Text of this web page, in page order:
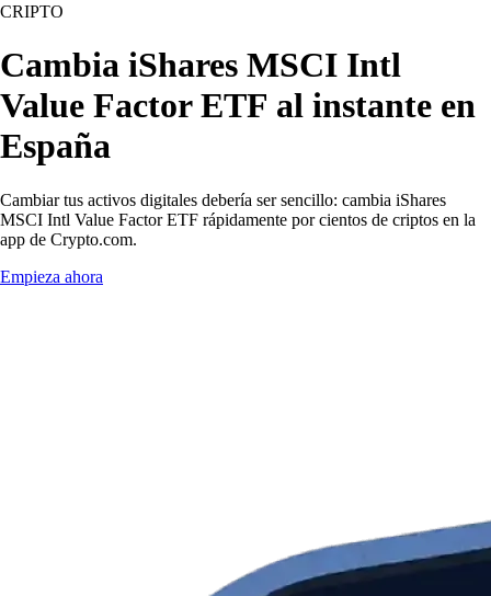
CRIPTO
Cambia iShares MSCI Intl
Value Factor ETF al instante en
España
Cambiar tus activos digitales debería ser sencillo: cambia iShares
MSCI Intl Value Factor ETF rápidamente por cientos de criptos en la
app de Crypto.com.
Empieza ahora